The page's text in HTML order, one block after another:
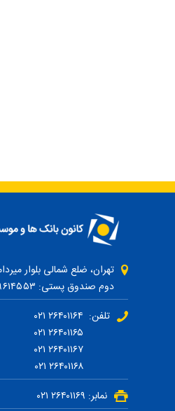
دوم صندوق پستی: ۱۹۱۹۶۱۴۵۵۳
تلفن: ۲۶۴۰۱۱۶۴ ۰۲۱
نمابر: ۲۶۴۰۱۱۶۹ ۰۲۱